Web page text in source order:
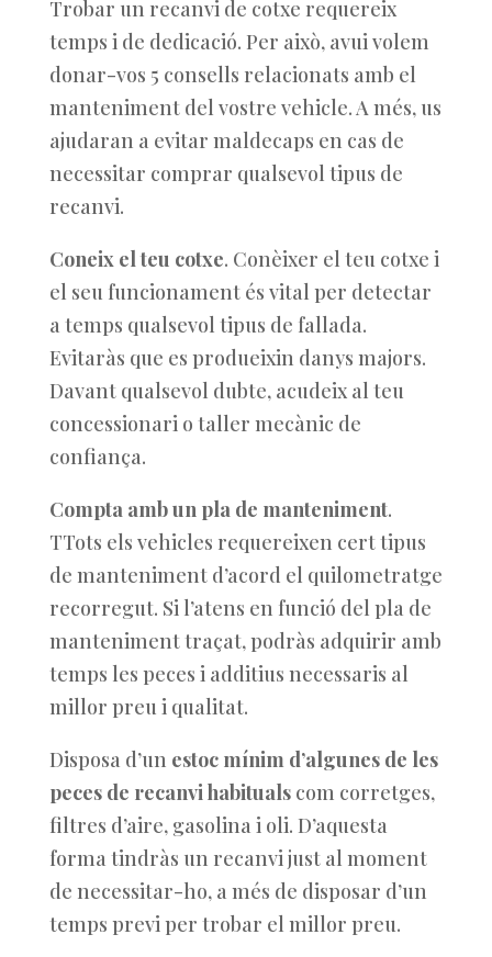
Trobar un recanvi de cotxe requereix
temps i de dedicació. Per això, avui volem
donar-vos 5 consells relacionats amb el
manteniment del vostre vehicle. A més, us
ajudaran a evitar maldecaps en cas de
necessitar comprar qualsevol tipus de
recanvi.
Coneix el teu cotxe. Conèixer el teu cotxe i
el seu funcionament és vital per detectar
a temps qualsevol tipus de fallada.
Evitaràs que es produeixin danys majors.
Davant qualsevol dubte, acudeix al teu
concessionari o taller mecànic de
confiança.
Compta amb un pla de manteniment.
TTots els vehicles requereixen cert tipus
de manteniment d’acord el quilometratge
recorregut. Si l’atens en funció del pla de
manteniment traçat, podràs adquirir amb
temps les peces i additius necessaris al
millor preu i qualitat.
Disposa d’un estoc mínim d’algunes de les
peces de recanvi habitualscom corretges,
filtres d’aire, gasolina i oli. D’aquesta
forma tindràs un recanvi just al moment
de necessitar-ho, a més de disposar d’un
temps previ per trobar el millor preu.